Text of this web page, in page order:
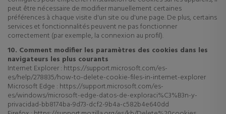
peut être nécessaire de modifier manuellement certaines
préférences à chaque visite d'un site ou d'une page. De plus, certains
services et fonctionnalités peuvent ne pas fonctionner
correctement (par exemple, la connexion au profil).
10. Comment modifier les paramètres des cookies dans les
navigateurs les plus courants
Internet Explorer : https://support.microsoft.com/es-
es/help/278835/how-to-delete-cookie-files-in-internet-explorer
Microsoft Edge : https://support.microsoft.com/es-
es/windows/microsoft-edge-datos-de-exploraci%C3%B3n-y-
privacidad-bb8174ba-9d73-dcf2-9b4a-c582b4e640dd